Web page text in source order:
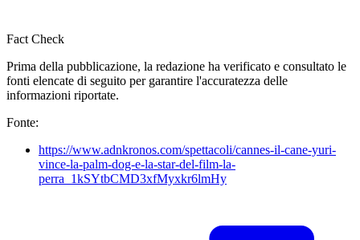
Fact Check
Prima della pubblicazione, la redazione ha verificato e consultato le
fonti elencate di seguito per garantire l'accuratezza delle
informazioni riportate.
Fonte:
https://www.adnkronos.com/spettacoli/cannes-il-cane-yuri-
vince-la-palm-dog-e-la-star-del-film-la-
perra_1kSYtbCMD3xfMyxkr6lmHy